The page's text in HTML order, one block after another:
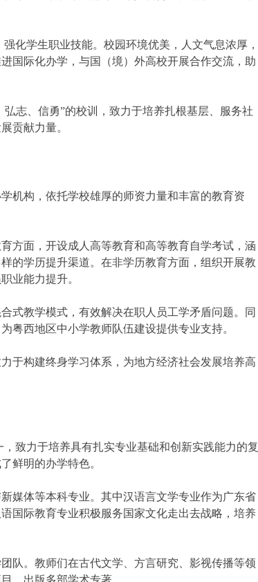
学生职业技能。校园环境优美，人文气息浓厚，
国际化办学，与国（境）外高校开展合作交流，助
志、信勇”的校训，致力于培养扎根基层、服务社
贡献力量。
构，依托学校雄厚的师资力量和丰富的教育资
面，开设成人高等教育和高等教育自学考试，涵
的学历提升渠道。在非学历教育方面，组织开展教
业能力提升。
教学模式，有效解决在职人员工学矛盾问题。同
粤西地区中小学教师队伍建设提供专业支持。
构建终身学习体系，为地方经济社会发展培养高
力于培养具有扎实专业基础和创新实践能力的复
鲜明的办学特色。
体等本科专业。其中汉语言文学专业作为广东省
国际教育专业积极服务国家文化走出去战略，培养
。教师们在古代文学、方言研究、影视传播等领
，出版多部学术专著。